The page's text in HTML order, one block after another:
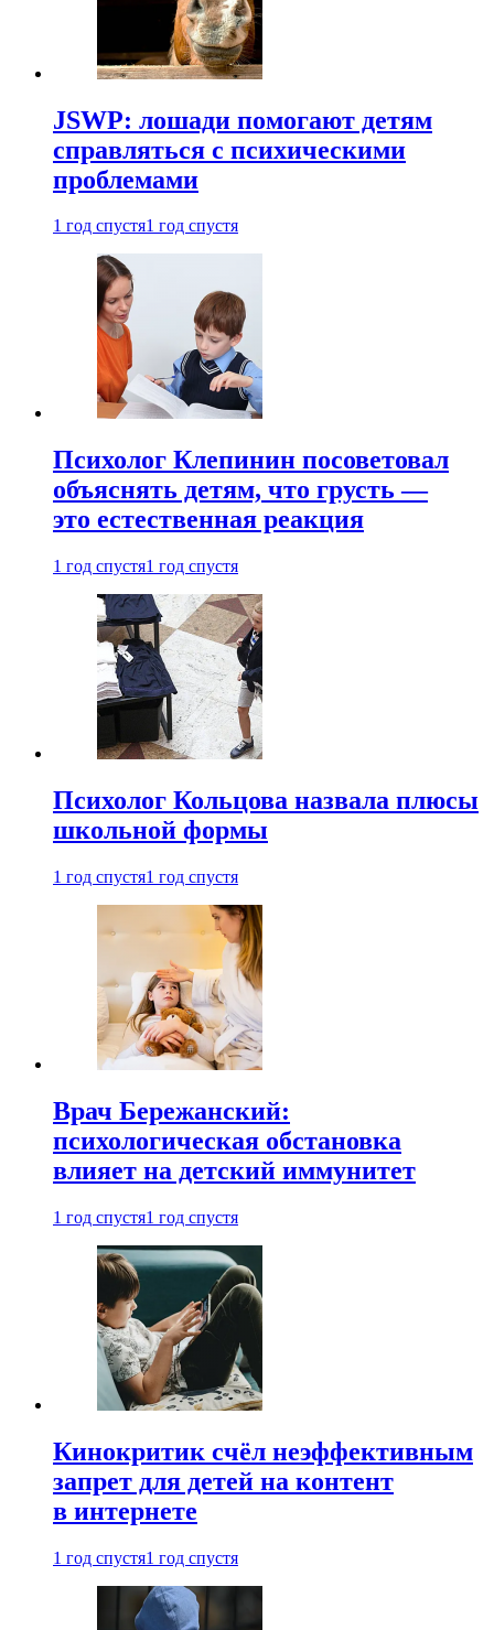
JSWP: лошади помогают детям
справляться с психическими
проблемами
1 год спустя1 год спустя
Психолог Клепинин посоветовал
объяснять детям, что грусть —
это естественная реакция
1 год спустя1 год спустя
Психолог Кольцова назвала плюсы
школьной формы
1 год спустя1 год спустя
Врач Бережанский:
психологическая обстановка
влияет на детский иммунитет
1 год спустя1 год спустя
Кинокритик счёл неэффективным
запрет для детей на контент
в интернете
1 год спустя1 год спустя